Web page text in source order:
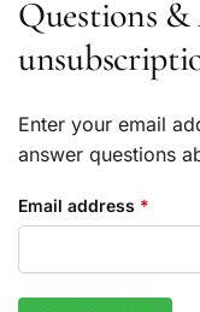
Questions &
Enter your email
answer questions
Email address *